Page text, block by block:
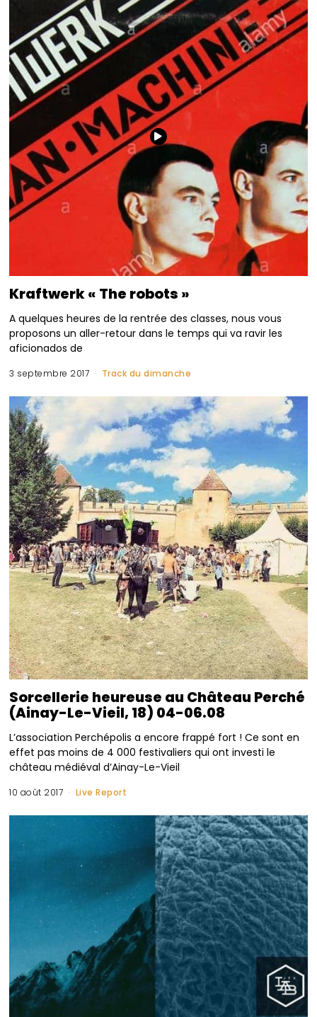
Kraftwerk « The robots »
A quelques heures de la rentrée des classes, nous vous
proposons un aller-retour dans le temps qui va ravir les
aficionados de
3 septembre 2017 Track du dimanche
Sorcellerie heureuse au Château Perché
(Ainay-Le-Vieil, 18) 04-06.08
L’association Perchépolis a encore frappé fort ! Ce sont en
effet pas moins de 4 000 festivaliers qui ont investi le
château médiéval d’Ainay-Le-Vieil
10 août 2017 Live Report